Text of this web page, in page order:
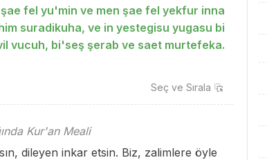
fel yu'min ve men şae fel yekfur inna
suradikuha, ve in yestegisu yugasu bi
vucuh, bi'seş şerab ve saet murtefeka.
Seç ve Sırala
Kur'an Meali
dileyen inkar etsin. Biz, zalimlere öyle